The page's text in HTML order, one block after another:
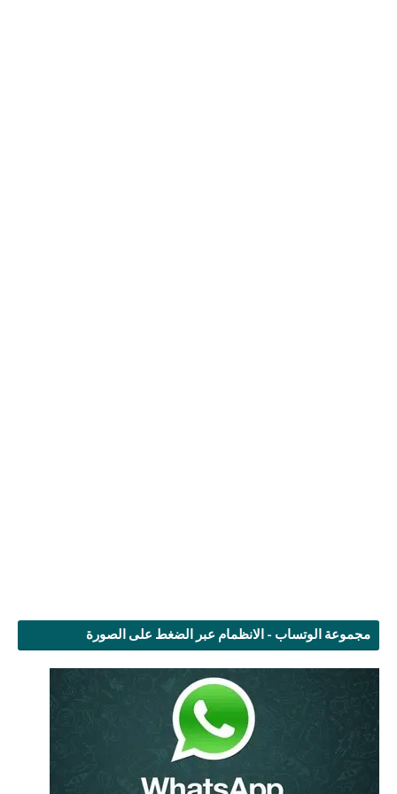
مجموعة الوتساب - الانظمام عبر الضغط على الصورة